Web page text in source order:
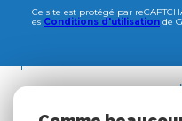
Ce site est protégé par
es Conditions d'utilisation de